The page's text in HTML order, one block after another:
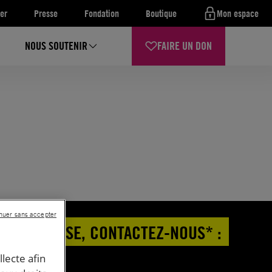
Presse Fondation Boutique Mon espace
NOUS SOUTENIR FAIRE UN DON
DE PRESSE, CONTACTEZ-NOUS* :
afin
sans accepter